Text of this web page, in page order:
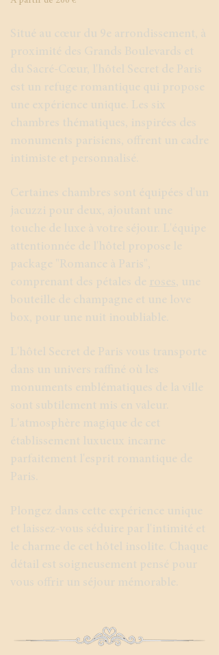
Situé au cœur du 9e arrondissement, à
proximité des Grands Boulevards et
du Sacré-Cœur, l'hôtel Secret de Paris
est un refuge romantique qui propose
une expérience unique. Les six
chambres thématiques, inspirées des
monuments parisiens, offrent un cadre
intimiste et personnalisé.
Certaines chambres sont équipées d'un
jacuzzi pour deux, ajoutant une
touche de luxe à votre séjour. L'équipe
attentionnée de l'hôtel propose le
package "Romance à Paris",
comprenant des pétales de roses , une
bouteille de champagne et une love
box, pour une nuit inoubliable.
L'hôtel Secret de Paris vous transporte
dans un univers raffiné où les
monuments emblématiques de la ville
sont subtilement mis en valeur.
L'atmosphère magique de cet
établissement luxueux incarne
parfaitement l'esprit romantique de
Paris.
Plongez dans cette expérience unique
et laissez-vous séduire par l'intimité et
le charme de cet hôtel insolite. Chaque
détail est soigneusement pensé pour
vous offrir un séjour mémorable.